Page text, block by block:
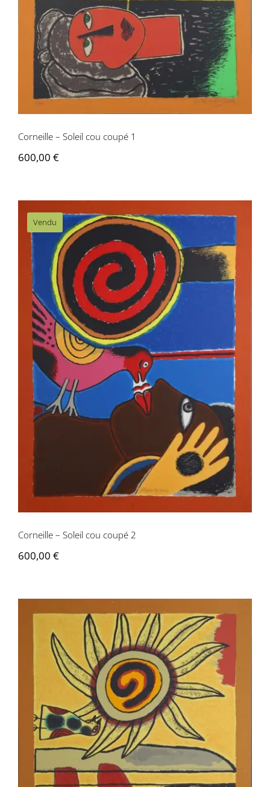
Contactez-nous
Corneille – Soleil cou coupé 1
600,00 €
Vendu
Corneille – Soleil cou coupé 2
Corneille – Soleil cou coupé 2
600,00 €
Corneille – Soleil cou coupé 3